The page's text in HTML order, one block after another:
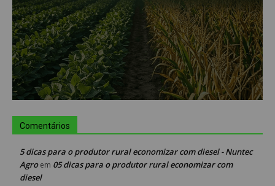
Comentários
5 dicas para o produtor rural economizar com diesel - Nuntec
Agroem 05 dicas para o produtor rural economizar com
diesel